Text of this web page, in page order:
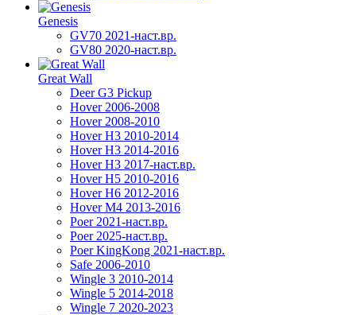
Genesis
GV70 2021-наст.вр.
GV80 2020-наст.вр.
Great Wall
Deer G3 Pickup
Hover 2006-2008
Hover 2008-2010
Hover H3 2010-2014
Hover H3 2014-2016
Hover H3 2017-наст.вр.
Hover H5 2010-2016
Hover H6 2012-2016
Hover M4 2013-2016
Poer 2021-наст.вр.
Poer 2025-наст.вр.
Poer KingKong 2021-наст.вр.
Safe 2006-2010
Wingle 3 2010-2014
Wingle 5 2014-2018
Wingle 7 2020-2023